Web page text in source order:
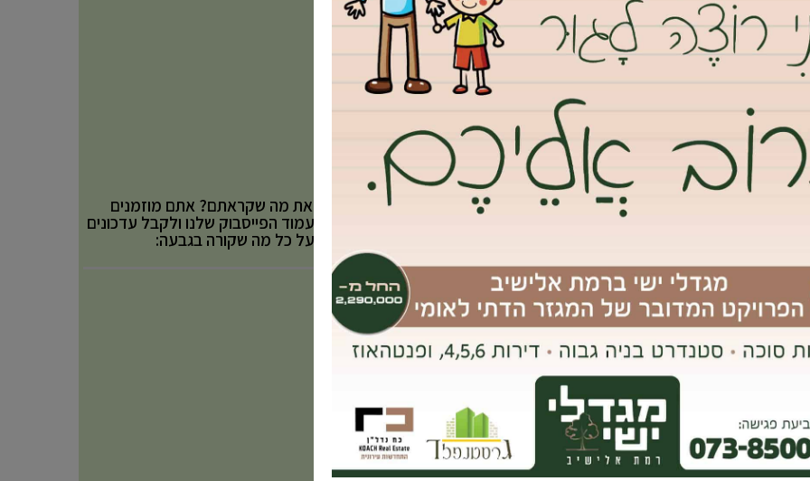
אמש, שעות בודדות לאחר שפורסמו שמותיהם של 21 חיילי צה”ל שנהרגו בתקרית פיצוץ חומרי הנפץ וקריסת
עשרות תלמידים ובני נוער בגבעת שמואל יחד עם המועמד
למועצת העיר “גבעת שמואל מתחדשת”, לטובת שתילת פרחים ועצי נוי
ולנטיעת “שדרת הגיבורים”, לזכרם של חללי המערכה ברצועת עזה.
אהבתם את מה שקראתם? אתם מוזמנים
לעקוב אחר עמוד הפייסבוק שלנו ולקבל עדכונים
באופן שוטף על כל מה שקורה בגבעה: